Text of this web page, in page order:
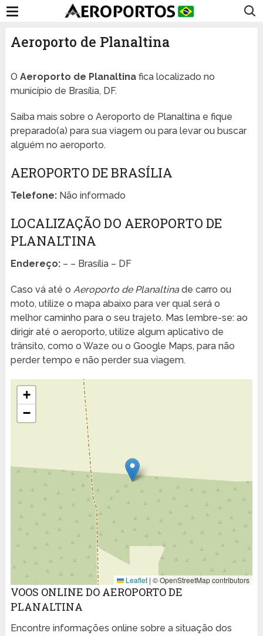
Aeroporto de Planaltina
O Aeroporto de Planaltinafica localizado no
município de Brasília, DF.
Saiba mais sobre o Aeroporto de Planaltina e fique
preparado(a) para sua viagem ou para levar ou buscar
alguém no aeroporto.
AEROPORTO DE BRASÍLIA
Telefone:Não informado
LOCALIZAÇÃO DO AEROPORTO DE
PLANALTINA
Endereço:– – Brasília – DF
Caso vá até o Aeroporto de Planaltinade carro ou
moto, utilize o mapa abaixo para ver qual será o
melhor caminho para o seu trajeto. Mas lembre-se: ao
dirigir até o aeroporto, utilize algum aplicativo de
trânsito, como o Waze ou o Google Maps, para não
perder tempo e não perder sua viagem.
+
−
Leaflet | © OpenStreetMap contributors
VOOS ONLINE DO AEROPORTO DE
PLANALTINA
Encontre informações online sobre a situação dos